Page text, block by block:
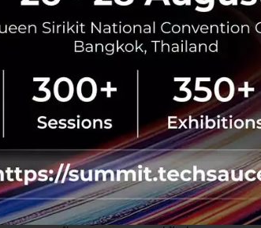
บมาทานซ้ำ คนก็มองที่ความอร่
งนี้ก็ไม่เคยเปลี่ยน
กับผลิตภัณฑ์ที่ไม่เคยมี Brand Royalty มาก่อน
ห์ได้ลองทำSingha Rewardsตั้งแต่ประมาณ